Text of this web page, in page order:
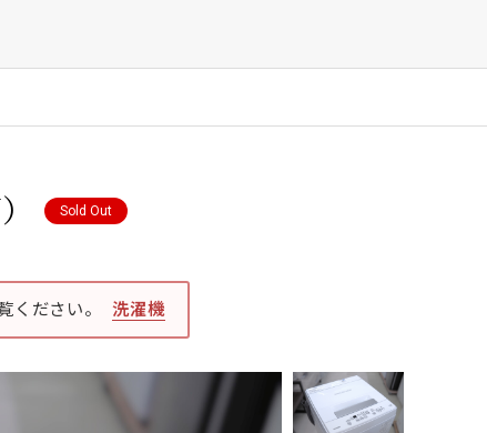
Sold Out
ください。 洗濯機